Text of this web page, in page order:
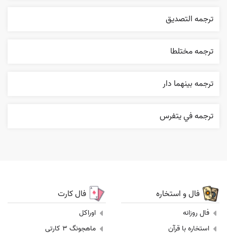
ترجمه التصديق
ترجمه مختلطا
ترجمه بينهما دار
ترجمه في يتفرس
فال و استخاره
فال روزانه
استخاره با قرآن
فال کارت
اوراکل
ماهجونگ 3 کارتی